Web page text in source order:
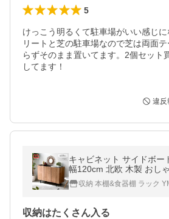
5
けっこう明るくて駐車場がいい感じ
リートと芝の駐車場なので芝は両面
らずそのまま置いてます。2個セット
してます！
違反
キャビネット サイドボー
幅120cm 北欧 木製 おし
電源タップ コード穴 配線
き お掃除ロボット対応
収納 本棚&食器棚 ラック
収納はたくさん入る